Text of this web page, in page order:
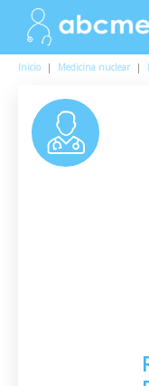
Inicio | Medicina nuclear |